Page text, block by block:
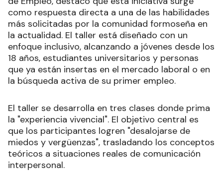
como respuesta directa a una de las habilidades
más solicitadas por la comunidad formoseña en
la actualidad. El taller está diseñado con un
enfoque inclusivo, alcanzando a jóvenes desde los
18 años, estudiantes universitarios y personas
que ya están insertas en el mercado laboral o en
la búsqueda activa de su primer empleo.
El taller se desarrolla en tres clases donde prima
la "experiencia vivencial". El objetivo central es
que los participantes logren "desalojarse de
miedos y vergüenzas", trasladando los conceptos
teóricos a situaciones reales de comunicación
interpersonal.